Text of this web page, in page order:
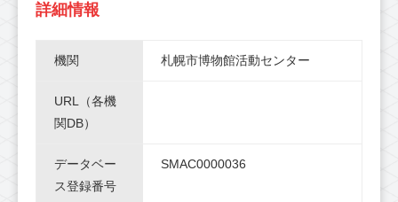
詳細情報
機関 札幌市博物館活動センター
URL（各機
関DB）
データベー
ス登録番号
SMAC0000036